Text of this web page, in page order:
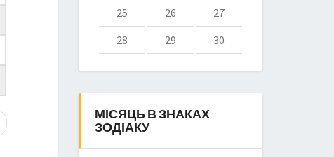
25
26
27
28
29 30
МІСЯЦЬ В ЗНАКАХ
ЗОДІАКУ